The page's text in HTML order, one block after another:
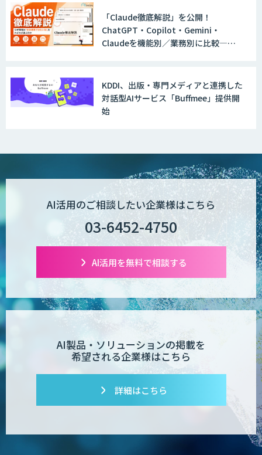
ト
WAN-RECORD Plus
Explaza 生成AI Partner | AX
Wanderlust RAG コンシェルジュ
POPstation
「業務AIプロ」
Dify導入支援
「Claude徹底解説」を公開！
ChatGPT・Copilot・Gemini・
Claudeを機能別／業務別に比較―自
KDDI、出版・専門メディアと連携した
対話型AIサービス「Buffmee」提供開
始
AI活用のご相談したい企業様はこちら
03-6452-4750
AI活用を無料で相談する
AI製品・ソリューションの掲載を
希望される企業様はこちら
詳細はこちら